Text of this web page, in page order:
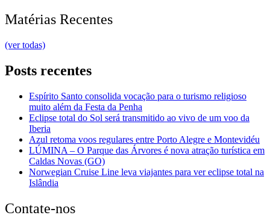
Matérias Recentes
(ver todas)
Posts recentes
Espírito Santo consolida vocação para o turismo religioso
muito além da Festa da Penha
Eclipse total do Sol será transmitido ao vivo de um voo da
Iberia
Azul retoma voos regulares entre Porto Alegre e Montevidéu
LÚMINA – O Parque das Árvores é nova atração turística em
Caldas Novas (GO)
Norwegian Cruise Line leva viajantes para ver eclipse total na
Islândia
Contate-nos